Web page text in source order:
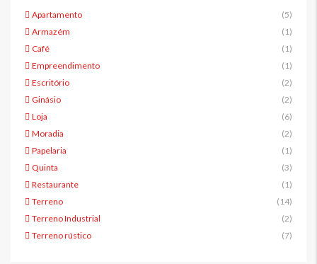
Apartamento
(5)
Armazém
(1)
Café
(1)
Empreendimento
(1)
Escritório
(2)
Ginásio
(2)
Loja
(6)
Moradia
(2)
Papelaria
(1)
Quinta
(3)
Restaurante
(1)
Terreno
(14)
Terreno Industrial
(2)
Terreno rústico
(7)